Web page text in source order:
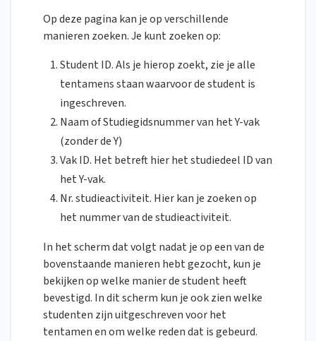
Op deze pagina kan je op verschillende
manieren zoeken. Je kunt zoeken op:
Student ID. Als je hierop zoekt, zie je alle
tentamens staan waarvoor de student is
ingeschreven.
Naam of Studiegidsnummer van het Y-vak
(zonder de Y)
Vak ID. Het betreft hier het studiedeel ID van
het Y-vak.
Nr. studieactiviteit. Hier kan je zoeken op
het nummer van de studieactiviteit.
In het scherm dat volgt nadat je op een van de
bovenstaande manieren hebt gezocht, kun je
bekijken op welke manier de student heeft
bevestigd. In dit scherm kun je ook zien welke
studenten zijn uitgeschreven voor het
tentamen en om welke reden dat is gebeurd.